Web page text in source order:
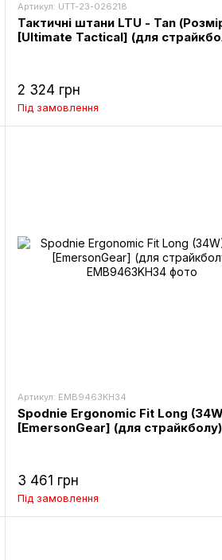
Артикул: UTT-23-026218
Тактичні штани LTU - Tan
[Ultimate Tactical] (для
2 324 грн
Під замовлення
Артикул: EMB9463KH34
Spodnie Ergonomic Fit Long
[EmersonGear] (для страйкболу)
3 461 грн
Під замовлення